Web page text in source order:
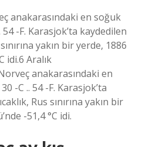
anakarasındaki en soğuk
-F. Karasjok’ta kaydedilen
yakın bir yerde, 1886
idi.6 Aralık
anakarasındaki en
-C .. 54 -F. Karasjok’ta
Rus sınırına yakın bir
-51,4 °C idi.